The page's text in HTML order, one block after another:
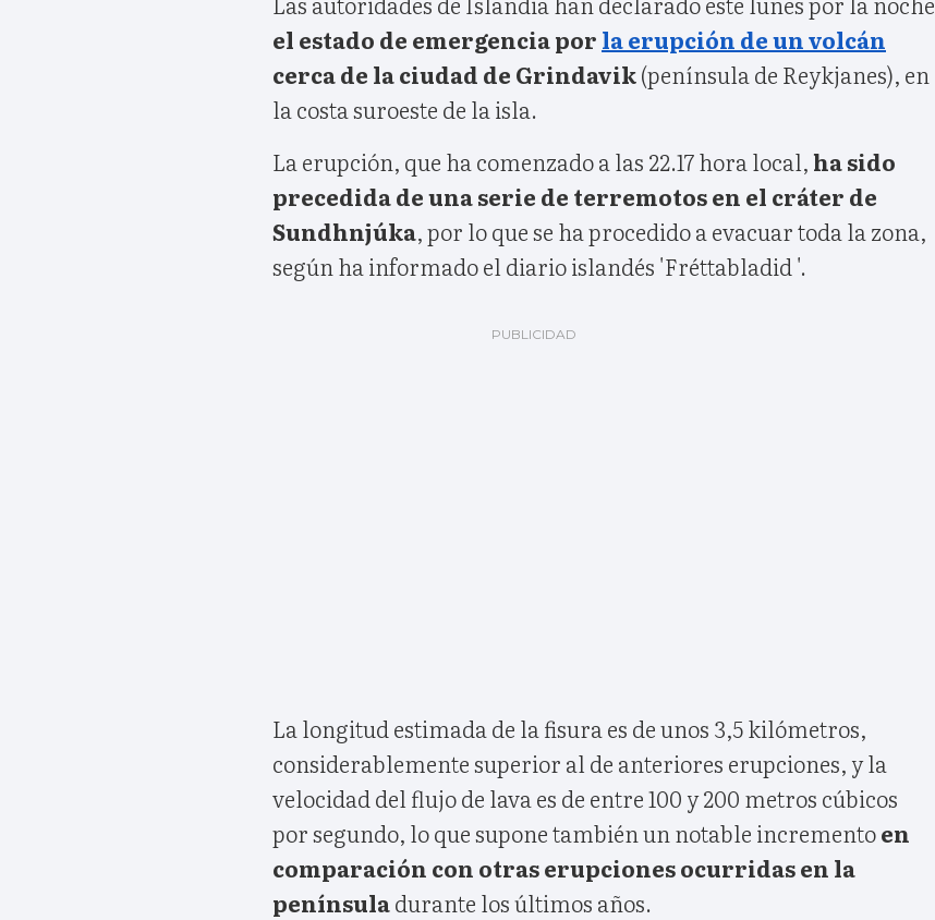
el estado de emergencia por la erupción de un volcán
cerca de la ciudad de Grindavik(península de Reykjanes), en
la costa suroeste de la isla.
La erupción, que ha comenzado a las 22.17 hora local, ha sido
precedida de una serie de terremotos en el cráter de
Sundhnjúka, por lo que se ha procedido a evacuar toda la zona,
según ha informado el diario islandés 'Fréttabladid '.
La longitud estimada de la fisura es de unos 3,5 kilómetros,
considerablemente superior al de anteriores erupciones, y la
velocidad del flujo de lava es de entre 100 y 200 metros cúbicos
por segundo, lo que supone también un notable incrementoen
comparación con otras erupciones ocurridas en la
penínsuladurante los últimos años.